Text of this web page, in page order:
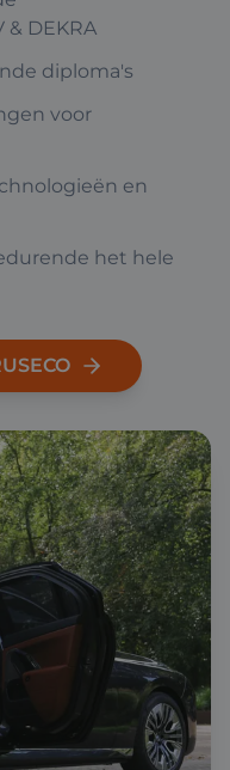
DEKRA
diploma's
voor
en
het hele